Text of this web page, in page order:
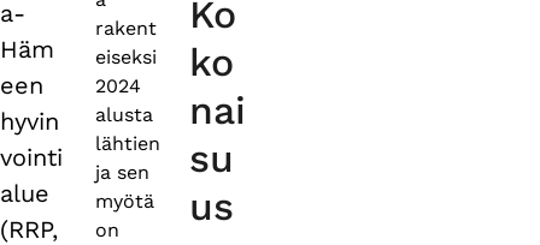
a-
Häm
een
hyvin
vointi
alue
(RRP,
rakent
eiseksi
2024
alusta
lähtien
ja sen
myötä
on
Ko
ko
nai
su
us